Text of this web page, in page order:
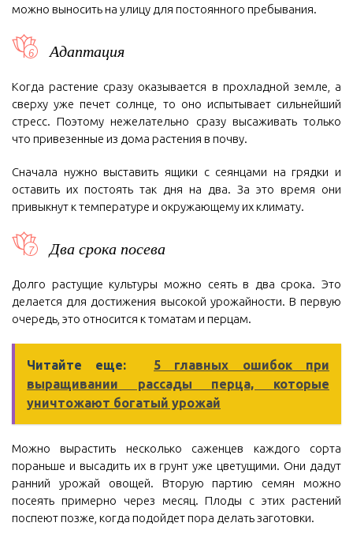
можно выносить на улицу для постоянного пребывания.
Адаптация
Когда растение сразу оказывается в прохладной земле, а
сверху уже печет солнце, то оно испытывает сильнейший
стресс. Поэтому нежелательно сразу высаживать только
что привезенные из дома растения в почву.
Сначала нужно выставить ящики с сеянцами на грядки и
оставить их постоять так дня на два. За это время они
привыкнут к температуре и окружающему их климату.
Два срока посева
Долго растущие культуры можно сеять в два срока. Это
делается для достижения высокой урожайности. В первую
очередь, это относится к томатам и перцам.
Читайте еще:
5 главных ошибок при
выращивании рассады перца, которые
уничтожают богатый урожай
Можно вырастить несколько саженцев каждого сорта
пораньше и высадить их в грунт уже цветущими. Они дадут
ранний урожай овощей. Вторую партию семян можно
посеять примерно через месяц. Плоды с этих растений
поспеют позже, когда подойдет пора делать заготовки.